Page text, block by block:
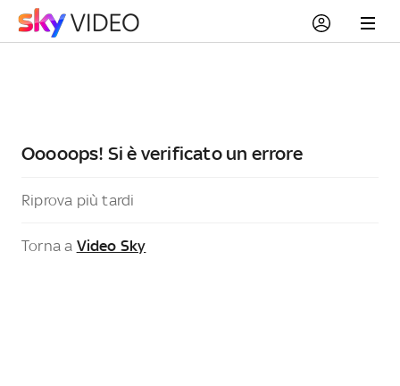
Ooooops! Si è verificato un errore
Riprova più tardi
Torna a Video Sky